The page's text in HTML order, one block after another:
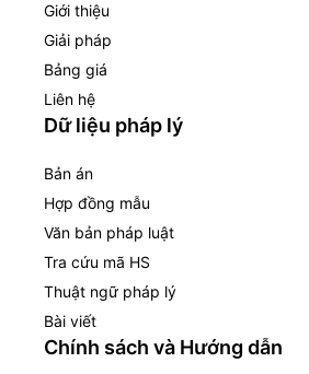
Giới thiệu
Giải pháp
Bảng giá
Liên hệ
Dữ liệu pháp lý
Bản án
Hợp đồng mẫu
Văn bản pháp luật
Tra cứu mã HS
Thuật ngữ pháp lý
Bài viết
Chính sách và Hướng dẫn